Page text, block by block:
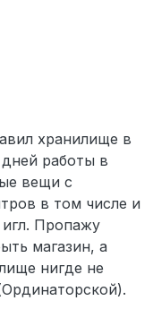
хранилище в
работы в
вещи с
в том числе и
Пропажу
магазин, а
нигде не